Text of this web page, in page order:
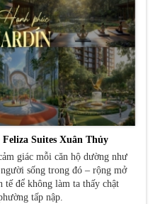
Suites Xuân Thủy
giác mỗi căn hộ dường như
sống trong đó – rộng mở
để không làm ta thấy chật
tấp nập.